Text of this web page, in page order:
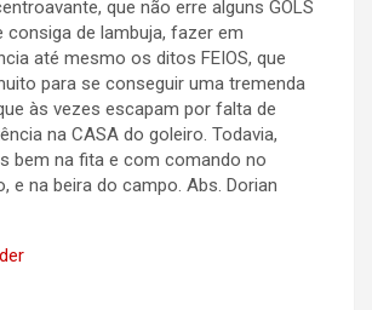
que não erre alguns GOLS
consiga de lambuja, fazer em
até mesmo os ditos FEIOS, que
para se conseguir uma tremenda
às vezes escapam por falta de
na CASA do goleiro. Todavia,
bem na fita e com comando no
e na beira do campo. Abs. Dorian